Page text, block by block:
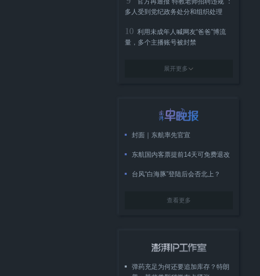
多人受到党纪政务处分和组织处理
10 利用未成年人喊网友“爸爸”博流
量，多个主播账号被封禁
展开更多
封面｜东航率先官宣
东航国内客票提前14天可免费退改
台风“白海豚”登陆后会否北上？
查看更多
弹药充足为何还要追加库存？特朗